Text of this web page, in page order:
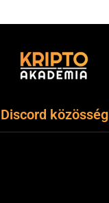
Discord közösség